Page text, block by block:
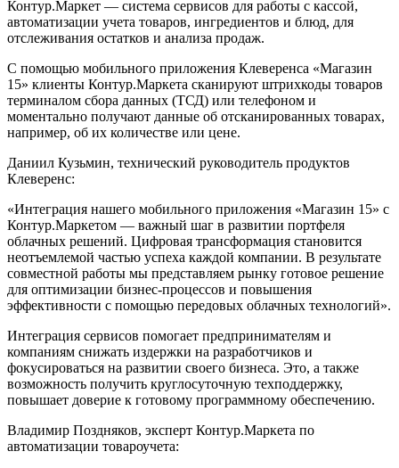
Контур.Маркет — система сервисов для работы с кассой,
автоматизации учета товаров, ингредиентов и блюд, для
отслеживания остатков и анализа продаж.
С помощью мобильного приложения Клеверенса «Магазин
15» клиенты Контур.Маркета сканируют штрихкоды товаров
терминалом сбора данных (ТСД) или телефоном и
моментально получают данные об отсканированных товарах,
например, об их количестве или цене.
Даниил Кузьмин, технический руководитель продуктов
Клеверенс:
«Интеграция нашего мобильного приложения «Магазин 15» с
Контур.Маркетом — важный шаг в развитии портфеля
облачных решений. Цифровая трансформация становится
неотъемлемой частью успеха каждой компании. В результате
совместной работы мы представляем рынку готовое решение
для оптимизации бизнес-процессов и повышения
эффективности с помощью передовых облачных технологий».
Интеграция сервисов помогает предпринимателям и
компаниям снижать издержки на разработчиков и
фокусироваться на развитии своего бизнеса. Это, а также
возможность получить круглосуточную техподдержку,
повышает доверие к готовому программному обеспечению.
Владимир Поздняков, эксперт Контур.Маркета по
автоматизации товароучета: